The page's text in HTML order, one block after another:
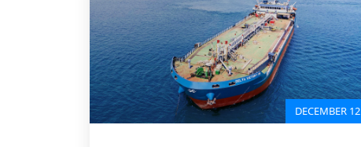
DECEMBER 12